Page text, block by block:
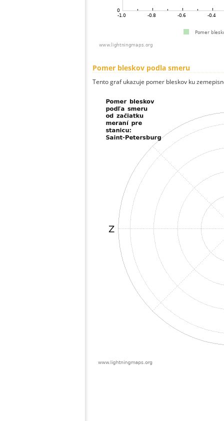
Pomer bleskov podla smeru
Tento graf ukazuje pomer bleskov ku